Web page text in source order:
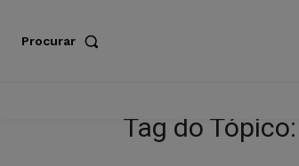
Procurar
Tag do